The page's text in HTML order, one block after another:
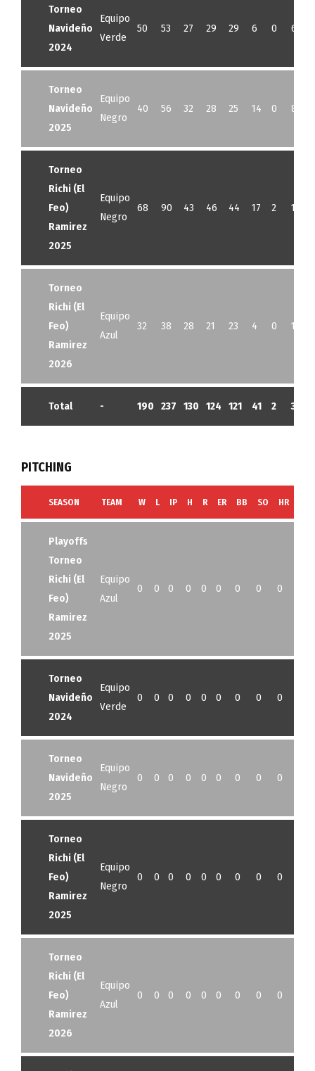
Torneo
Navideño
2024
Equipo
Verde
50 53 27 29 29 6 0 6
Torneo
Navideño
2025
Equipo
Negro
40 56 32 28 25 14 0 8
Torneo
Richi (El
Feo)
Ramirez
2025
Equipo
Negro
68 90 43 46 44 17 2 10
Torneo
Richi (El
Feo)
Ramirez
2026
Equipo
Azul
32 38 28 21 23 4 0 11
Total - 190 237 130 124 121 41 2 35
PITCHING
SEASON TEAM W L IP H R ER BB SO HR
Playoffs
Torneo
Richi (El
Feo)
Ramirez
2025
Equipo
Azul
0 0 0 0 0 0 0 0 0
Torneo
Navideño
2024
Equipo
Verde
0 0 0 0 0 0 0 0 0
Torneo
Navideño
2025
Equipo
Negro
0 0 0 0 0 0 0 0 0
Torneo
Richi (El
Feo)
Ramirez
2025
Equipo
Negro
0 0 0 0 0 0 0 0 0
Torneo
Richi (El
Feo)
Ramirez
2026
Equipo
Azul
0 0 0 0 0 0 0 0 0